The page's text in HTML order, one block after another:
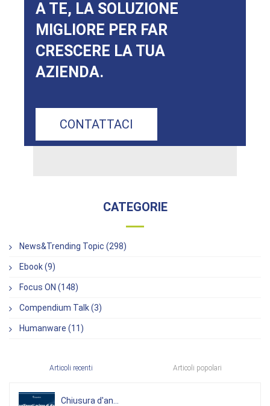
A TE, LA SOLUZIONE
MIGLIORE PER FAR
CRESCERE LA TUA
AZIENDA.
CONTATTACI
CATEGORIE
News&Trending Topic (298)
Ebook (9)
Focus ON (148)
Compendium Talk (3)
Humanware (11)
Articoli recenti Articoli popolari
Chiusura d'an...